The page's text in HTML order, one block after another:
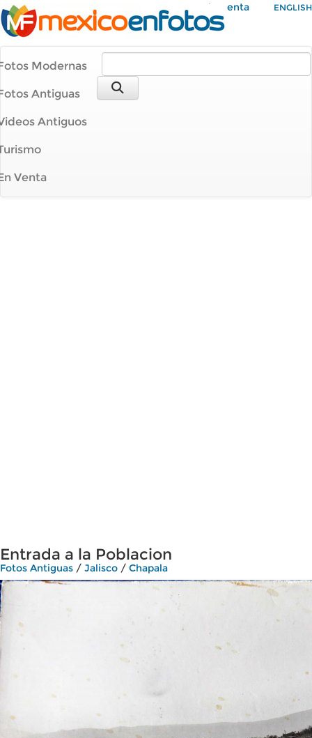
Mi Cuenta ENGLISH
Modernas
Antiguas
Antiguos
Venta
Entrada a la Poblacion
Fotos Antiguas / Jalisco / Chapala